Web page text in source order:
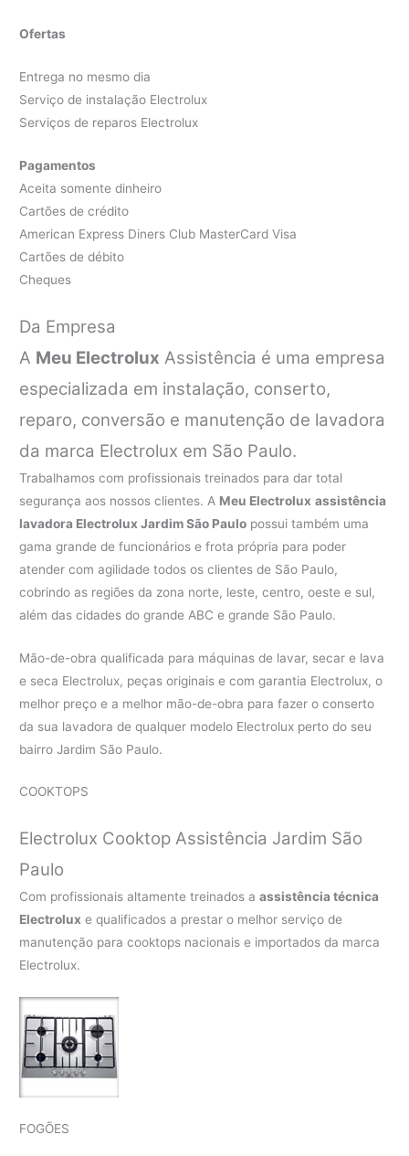
Ofertas
Entrega no mesmo dia
Serviço de instalação Electrolux
Serviços de reparos Electrolux
Pagamentos
Aceita somente dinheiro
Cartões de crédito
American Express Diners Club MasterCard Visa
Cartões de débito
Cheques
Da Empresa
A Meu Electrolux Assistência é uma empresa
especializada em instalação, conserto,
reparo, conversão e manutenção de lavadora
da marca Electrolux em São Paulo.
Trabalhamos com profissionais treinados para dar total
segurança aos nossos clientes. A Meu Electrolux assistência
lavadora Electrolux Jardim São Paulo possui também uma
gama grande de funcionários e frota própria para poder
atender com agilidade todos os clientes de São Paulo,
cobrindo as regiões da zona norte, leste, centro, oeste e sul,
além das cidades do grande ABC e grande São Paulo.
Mão-de-obra qualificada para máquinas de lavar, secar e lava
e seca Electrolux, peças originais e com garantia Electrolux, o
melhor preço e a melhor mão-de-obra para fazer o conserto
da sua lavadora de qualquer modelo Electrolux perto do seu
bairro Jardim São Paulo.
COOKTOPS
Electrolux Cooktop Assistência Jardim São
Paulo
Com profissionais altamente treinados aassistência técnica
Electrolux e qualificados a prestar o melhor serviço de
manutenção para cooktops nacionais e importados da marca
Electrolux.
FOGÕES